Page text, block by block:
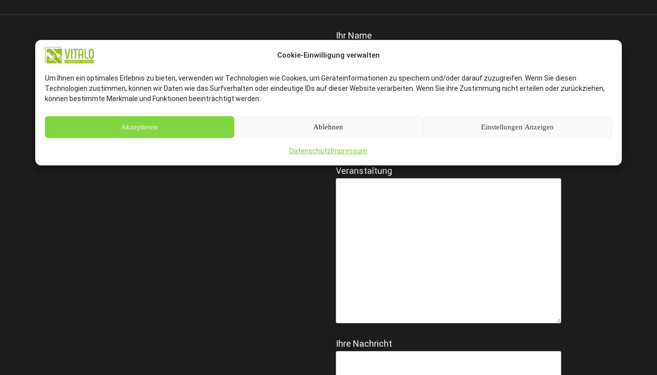
Cookie-Einwilligung verwalten
Um Ihnen ein optimales Erlebnis zu bieten, verwenden wir Technologien wie Cookies, um Geräteinformationen zu speichern und/oder darauf zuzugreifen. Wenn Sie diesen
Technologien zustimmen, können wir Daten wie das Surfverhalten oder eindeutige IDs auf dieser Website verarbeiten. Wenn Sie ihre Zustimmung nicht erteilen oder zurückziehen,
können bestimmte Merkmale und Funktionen beeinträchtigt werden.
Akzeptieren Ablehnen Einstellungen Anzeigen
DatenschutzImpressum
Ihr Name
Ihre E-Mail-Adresse
Ihre Telefonnummer
Veranstaltung
Ihre Nachricht